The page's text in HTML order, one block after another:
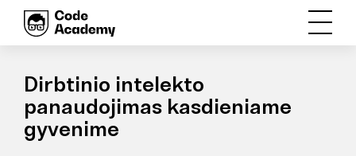
Dirbtinio intelekto
panaudojimas kasdieniame
gyvenime